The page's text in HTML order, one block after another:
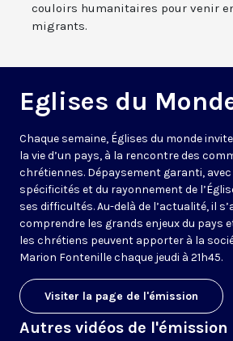
couloirs humanitaires pour venir
migrants.
Eglises du
Chaque semaine, Églises du monde
la vie d’un pays, à la rencontre des
chrétiennes. Dépaysement garanti,
spécificités et du rayonnement de
ses difficultés. Au-delà de l’actualité, il
comprendre les grands enjeux du pays
les chrétiens peuvent apporter à la
Marion Fontenille chaque jeudi à 21h45.
Visiter la page de l'émission
Autres vidéos de l'émission